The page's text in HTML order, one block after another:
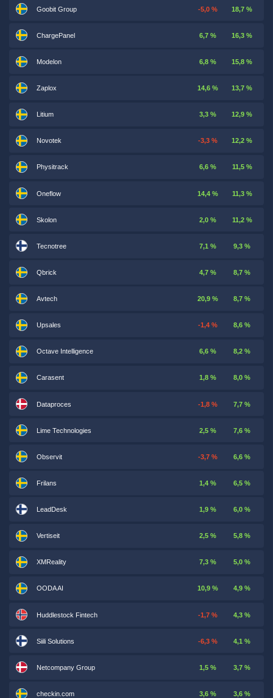
Goobit Group -5,0 % 18,7 %
ChargePanel 6,7 % 16,3 %
Modelon 6,8 % 15,8 %
Zaplox 14,6 % 13,7 %
Litium 3,3 % 12,9 %
Novotek -3,3 % 12,2 %
Physitrack 6,6 % 11,5 %
Oneflow 14,4 % 11,3 %
Skolon 2,0 % 11,2 %
Tecnotree 7,1 % 9,3 %
Qbrick 4,7 % 8,7 %
Avtech 20,9 % 8,7 %
Upsales -1,4 % 8,6 %
Octave Intelligence 6,6 % 8,2 %
Carasent 1,8 % 8,0 %
Dataproces -1,8 % 7,7 %
Lime Technologies 2,5 % 7,6 %
Observit -3,7 % 6,6 %
Frilans 1,4 % 6,5 %
LeadDesk 1,9 % 6,0 %
Vertiseit 2,5 % 5,8 %
XMReality 7,3 % 5,0 %
OODA AI 10,9 % 4,9 %
Huddlestock Fintech -1,7 % 4,3 %
Siili Solutions -6,3 % 4,1 %
Netcompany Group 1,5 % 3,7 %
checkin.com 3,6 % 3,6 %